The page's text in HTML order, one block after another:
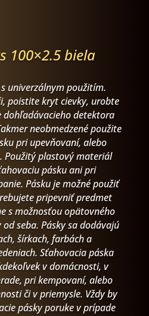
100×2.5 biela
univerzálnym použitím.
poistite kryt cievky, urobte
dohľadávacieho detektora
neobmedzené použite
pri upevňovaní, alebo
Použitý plastový materiál
pásku ani pri
Pásku je možné použiť
pripevniť predmet
s možnosťou opätovného
seba. Pásky sa dodávajú
šírkach, farbách a
Sťahovacia páska
v domácnosti, v
pri kempovaní, alebo
či v priemysle. Vždy by
pásky poruke v prípade